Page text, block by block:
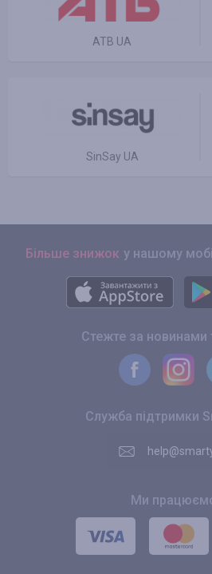
ATB UA
SinSay UA
Більше знижок у нашому
Стежте за новинами
Служба підтримки
Ми